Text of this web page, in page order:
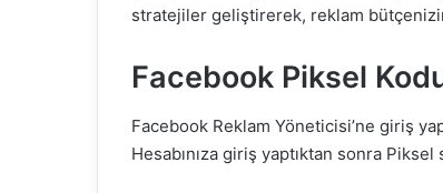
stratejiler geliştirerek, reklam
Facebook Piksel
Facebook Reklam Yöneticisi’ne giriş
Hesabınıza giriş yaptıktan sonra